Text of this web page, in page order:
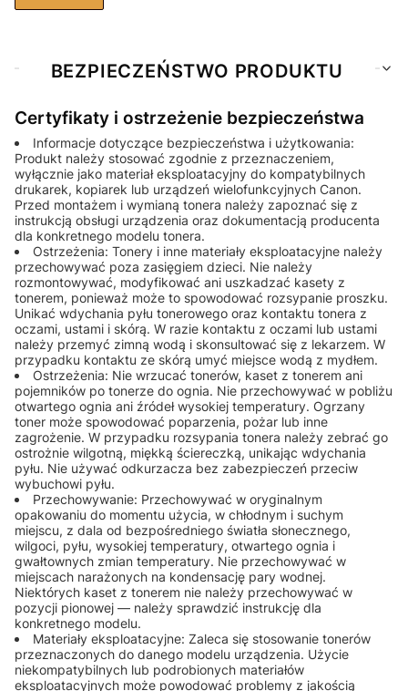
BEZPIECZEŃSTWO PRODUKTU
Certyfikaty i ostrzeżenie bezpieczeństwa
Informacje dotyczące bezpieczeństwa i użytkowania:
Produkt należy stosować zgodnie z przeznaczeniem,
wyłącznie jako materiał eksploatacyjny do kompatybilnych
drukarek, kopiarek lub urządzeń wielofunkcyjnych Canon.
Przed montażem i wymianą tonera należy zapoznać się z
instrukcją obsługi urządzenia oraz dokumentacją producenta
dla konkretnego modelu tonera.
Ostrzeżenia: Tonery i inne materiały eksploatacyjne należy
przechowywać poza zasięgiem dzieci. Nie należy
rozmontowywać, modyfikować ani uszkadzać kasety z
tonerem, ponieważ może to spowodować rozsypanie proszku.
Unikać wdychania pyłu tonerowego oraz kontaktu tonera z
oczami, ustami i skórą. W razie kontaktu z oczami lub ustami
należy przemyć zimną wodą i skonsultować się z lekarzem. W
przypadku kontaktu ze skórą umyć miejsce wodą z mydłem.
Ostrzeżenia: Nie wrzucać tonerów, kaset z tonerem ani
pojemników po tonerze do ognia. Nie przechowywać w pobliżu
otwartego ognia ani źródeł wysokiej temperatury. Ogrzany
toner może spowodować poparzenia, pożar lub inne
zagrożenie. W przypadku rozsypania tonera należy zebrać go
ostrożnie wilgotną, miękką ściereczką, unikając wdychania
pyłu. Nie używać odkurzacza bez zabezpieczeń przeciw
wybuchowi pyłu.
Przechowywanie: Przechowywać w oryginalnym
opakowaniu do momentu użycia, w chłodnym i suchym
miejscu, z dala od bezpośredniego światła słonecznego,
wilgoci, pyłu, wysokiej temperatury, otwartego ognia i
gwałtownych zmian temperatury. Nie przechowywać w
miejscach narażonych na kondensację pary wodnej.
Niektórych kaset z tonerem nie należy przechowywać w
pozycji pionowej — należy sprawdzić instrukcję dla
konkretnego modelu.
Materiały eksploatacyjne: Zaleca się stosowanie tonerów
przeznaczonych do danego modelu urządzenia. Użycie
niekompatybilnych lub podrobionych materiałów
eksploatacyjnych może powodować problemy z jakością